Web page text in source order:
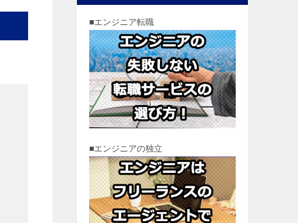
■エンジニア転職
■エンジニアの独立